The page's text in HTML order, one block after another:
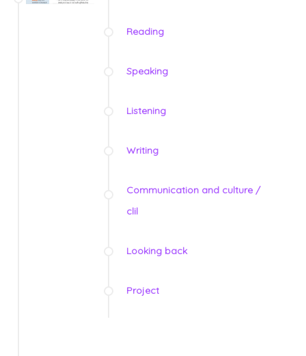
Reading
Speaking
Listening
Writing
Communication and culture /
clil
Looking back
Project